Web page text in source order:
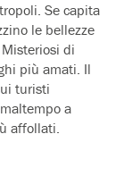
Se capita
le bellezze
Misteriosidi
più amati. Il
turisti
a
affollati.